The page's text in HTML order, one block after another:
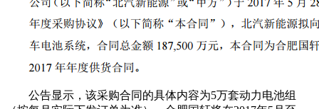
公告显示，该采购合同的具体内容为5万套动力电池组